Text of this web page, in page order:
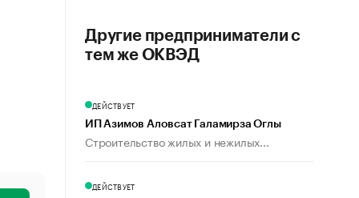
Другие предприниматели с
тем же ОКВЭД
ДЕЙСТВУЕТ
ИП Азимов Аловсат Галамирза Оглы
Строительство жилых и нежилых...
ДЕЙСТВУЕТ